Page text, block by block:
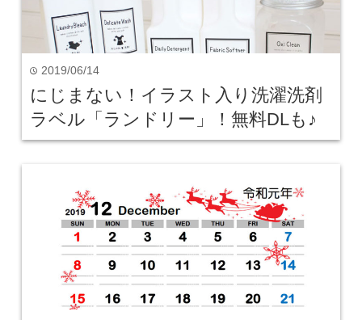
time 2019/06/14
にじまない！イラスト入り洗濯洗剤
ラベル「ランドリー」！無料DLも♪